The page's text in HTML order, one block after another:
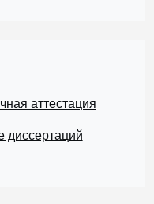
аттестация
диссертаций